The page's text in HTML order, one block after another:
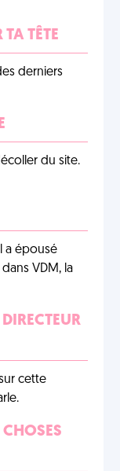
TÊTE
derniers
du site.
a épousé
VDM, la
cette
CHOSES